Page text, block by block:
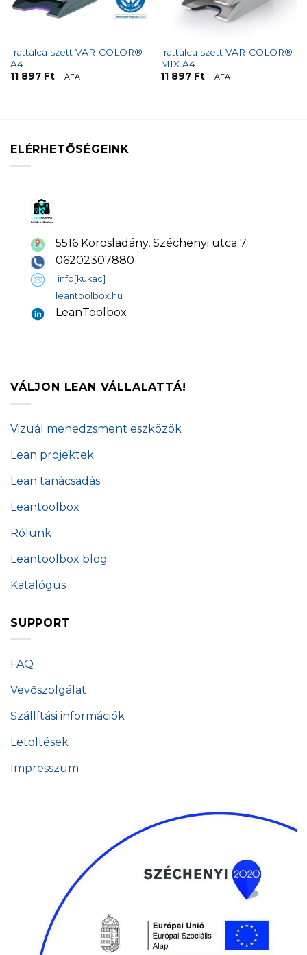
Irattálca szett VARICOLOR®
A4
11 897 Ft + ÁFA
Irattálca szett VARICOLOR®
MIX A4
11 897 Ft + ÁFA
ELÉRHETŐSÉGEINK
5516 Körösladány, Széchenyi utca 7.
06202307880
info[kukac]
leantoolbox.hu
LeanToolbox
VÁLJON LEAN VÁLLALATTÁ!
Vizuál menedzsment eszközök
Lean projektek
Lean tanácsadás
Leantoolbox
Rólunk
Leantoolbox blog
Katalógus
SUPPORT
FAQ
Vevőszolgálat
Szállítási információk
Letöltések
Impresszum